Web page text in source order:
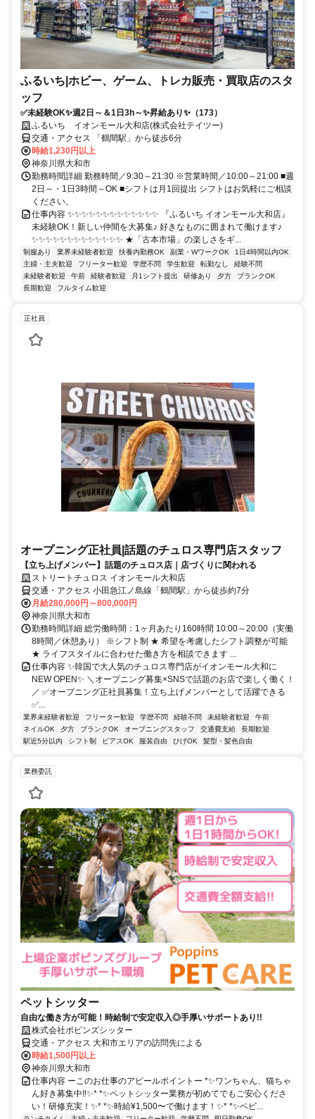
ふるいち|ホビー、ゲーム、トレカ販売・買取店のスタ
ッフ
✅未経験OK✨週2日～＆1日3h～✨昇給あり✨（173）
ふるいち イオンモール大和店(株式会社テイツー)
交通・アクセス 「鶴間駅」から徒歩6分
時給1,230円以上
神奈川県大和市
勤務時間詳細 勤務時間／9:30～21:30 ※営業時間／10:00～21:00 ■週
2日～・1日3時間～OK ■シフトは月1回提出 シフトはお気軽にご相談
ください。
仕事内容 ✨✨✨✨✨✨✨✨✨✨✨✨✨ 『ふるいち イオンモール大和店』
未経験OK！新しい仲間を大募集♪ 好きなものに囲まれて働けます♪
✨✨✨✨✨✨✨✨✨✨✨✨✨ ★「古本市場」の楽しさをギ...
制服あり 業界未経験者歓迎 扶養内勤務OK 副業・WワークOK
1日4時間以内OK
主婦・主夫歓迎
フリーター歓迎 学歴不問 学生歓迎 転勤なし
経験不問
未経験者歓迎
午前 経験者歓迎 月1シフト提出 研修あり 夕方
ブランクOK
長期歓迎
フルタイム歓迎
正社員
オープニング正社員|話題のチュロス専門店スタッフ
【立ち上げメンバー】話題のチュロス店｜店づくりに関われる
ストリートチュロス イオンモール大和店
交通・アクセス 小田急江ノ島線「鶴間駅」から徒歩約7分
月給280,000円～800,000円
神奈川県大和市
勤務時間詳細 総労働時間：1ヶ月あたり160時間 10:00～20:00（実働
8時間／休憩あり） ※シフト制 ★ 希望を考慮したシフト調整が可能
★ ライフスタイルに合わせた働き方を相談できます ...
仕事内容 ✨韓国で大人気のチュロス専門店がイオンモール大和に
NEW OPEN✨ ＼オープニング募集×SNSで話題のお店で楽しく働く！
／ ✅オープニング正社員募集！立ち上げメンバーとして活躍できる
✅...
業界未経験者歓迎 フリーター歓迎 学歴不問 経験不問 未経験者歓迎
午前
ネイルOK
夕方 ブランクOK オープニングスタッフ 交通費支給
長期歓迎
駅近5分以内
シフト制 ピアスOK 服装自由 ひげOK 髪型・髪色自由
業務委託
ペットシッター
自由な働き方が可能！時給制で安定収入◎手厚いサポートあり!!
株式会社ポピンズシッター
交通・アクセス 大和市エリアの訪問先による
時給1,500円以上
神奈川県大和市
仕事内容 ーこのお仕事のアピールポイントー *✨ワンちゃん、猫ちゃ
ん好き募集中‼✨* *✨ペットシッター業務が初めてでもご安心くださ
い！研修充実！✨* *✨時給¥1,500〜で働けます！✨* *✨ベビ...